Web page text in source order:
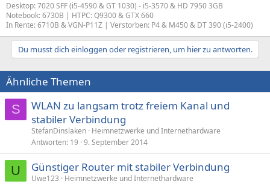
Desktop: 7020 SFF (i5-4590 & GT 1030) - i5-3570 & HD 7950 3GB
Notebook: 6730B | HTPC: Q9300 & GTX 660
In Rente: 6710B & VGN-P11Z | Verstorben: P4 & M450 & DT 390 (i5-2400)
Du musst dich einloggen oder registrieren, um hier zu antworten.
Ähnliche Themen
S
WLAN zu langsam trotz freiem Kanal und
stabiler Verbindung
StefanDinslaken Heimnetzwerke und Internethardware
Antworten 19 9. September 2014
U Günstiger Router mit stabiler Verbindung
Uwe123
Heimnetzwerke und Internethardware